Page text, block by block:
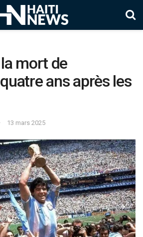
mort de
ans après les
13 mars 2025